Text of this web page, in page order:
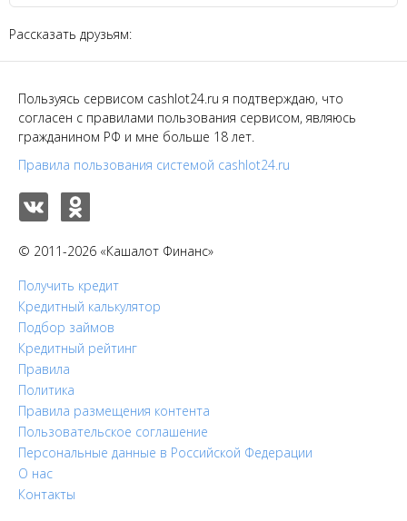
Рассказать друзьям:
Пользуясь сервисом cashlot24.ru я подтверждаю, что
согласен с правилами пользования сервисом, являюсь
гражданином РФ и мне больше 18 лет.
Правила пользования системой cashlot24.ru
© 2011-2026 «Кашалот Финанс»
Получить кредит
Кредитный калькулятор
Подбор займов
Кредитный рейтинг
Правила
Политика
Правила размещения контента
Пользовательское соглашение
Персональные данные в Российской Федерации
О нас
Контакты